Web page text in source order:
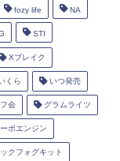
fozy life NA
STI
Xブレイク
くら いつ発売
会 グラムライツ
ボエンジン
クフォグキット